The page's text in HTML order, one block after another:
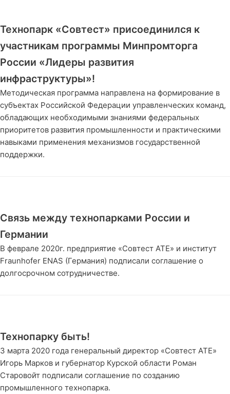
Технопарк «‎Совтест»‎ присоединился к
участникам программы Минпромторга
России «Лидеры развития
инфраструктуры»!
Методическая программа направлена на формирование в
субъектах Российской Федерации управленческих команд,
обладающих необходимыми знаниями федеральных
приоритетов развития промышленности и практическими
навыками применения механизмов государственной
поддержки.
Связь между технопарками России и
Германии
В феврале 2020г. предприятие «Совтест АТЕ» и институт
Fraunhofer ENAS (Германия) подписали соглашение о
долгосрочном сотрудничестве.
Технопарку быть!
3 марта 2020 года генеральный директор «Совтест АТЕ»
Игорь Марков и губернатор Курской области Роман
Старовойт подписали соглашение по созданию
промышленного технопарка.